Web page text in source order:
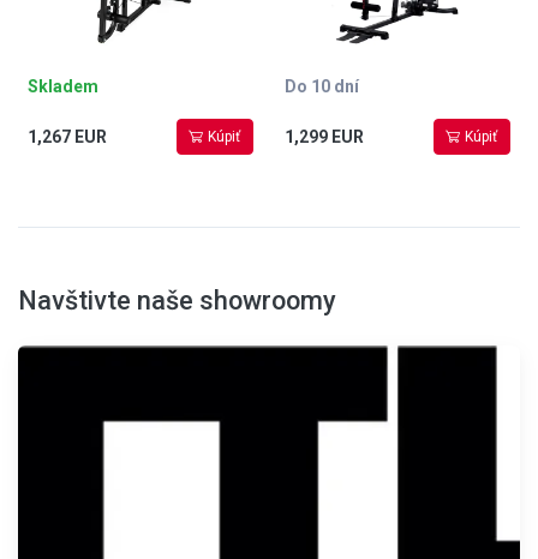
Skladem
1,267 EUR Kúpiť
Do 10 dní
1,299 EUR Kúpiť
Navštivte naše showroomy